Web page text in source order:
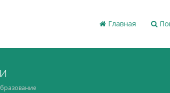
Главная